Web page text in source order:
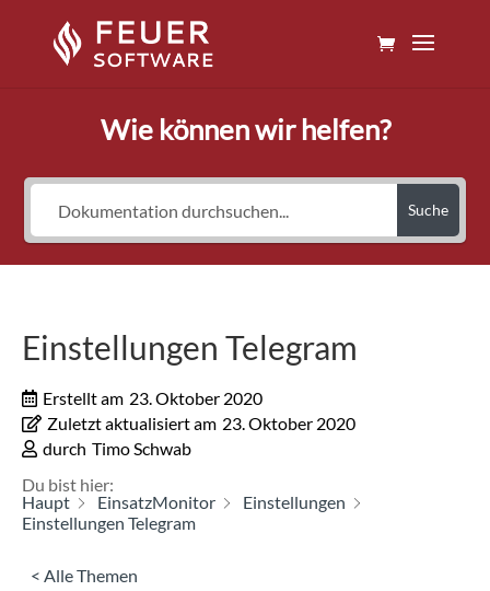
Wie können wir helfen?
Suche
Einstellungen Telegram
Erstellt am 23. Oktober 2020
Zuletzt aktualisiert am 23. Oktober 2020
durch Timo Schwab
Du bist hier:
Haupt
EinsatzMonitor
Einstellungen
Einstellungen Telegram
< Alle Themen